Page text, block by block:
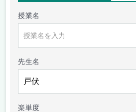
授業名
先生名
楽単度